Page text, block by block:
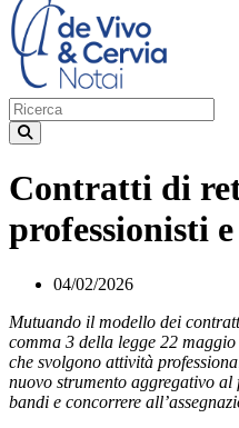
Contratti di
professionisti
04/02/2026
Mutuando il modello dei
comma 3 della legge 22
che svolgono attività
nuovo strumento aggregativo
bandi e concorrere